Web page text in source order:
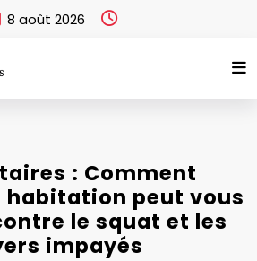
8 août 2026
: Comment
habitation peut vous
le squat et les
impayés